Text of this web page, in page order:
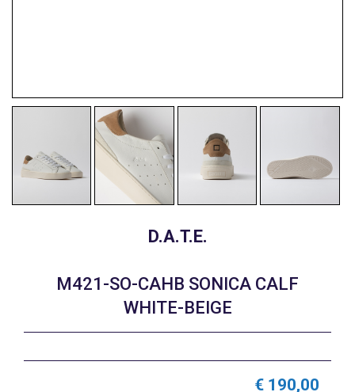
D.A.T.E.
M421-SO-CAHB SONICA CALF
WHITE-BEIGE
€ 190,00